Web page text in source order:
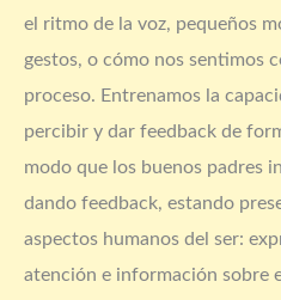
el ritmo de la voz, pequeños
gestos, o cómo nos sentimos
proceso. Entrenamos la
percibir y dar feedback de
modo que los buenos padres
dando feedback, estando
aspectos humanos del ser:
atención e información sobre